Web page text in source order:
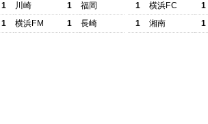
1
川崎 1
福岡
1
横浜FM 1 長崎
1
横浜FC
1
1
湘南 1